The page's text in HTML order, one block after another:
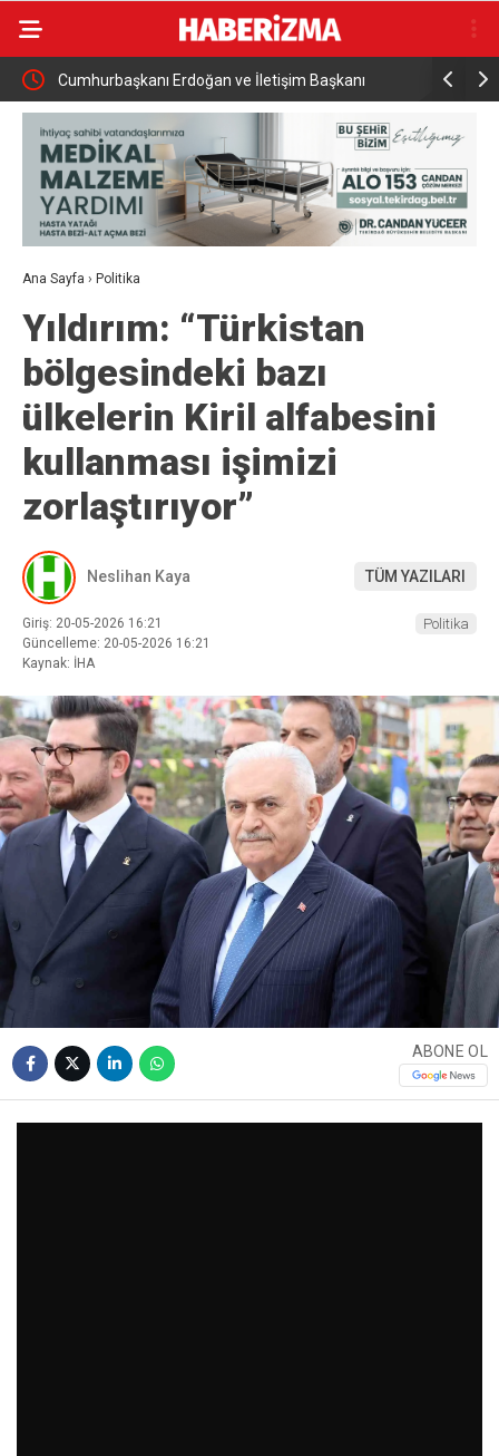
Cumhurbaşkanı Erdoğan ve İletişim Başkanı
Duran’dan Anafartalar Mesajı
Başkan
ettiğimiz
Ana Sayfa › Politika
Yıldırım: “Türkistan
bölgesindeki bazı
ülkelerin Kiril alfabesini
kullanması işimizi
zorlaştırıyor”
Neslihan Kaya TÜM YAZILARI
Giriş: 20-05-2026 16:21
Güncelleme: 20-05-2026 16:21
Kaynak: İHA
Politika
ABONE OL